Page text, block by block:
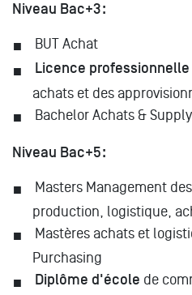
Niveau Bac+3 :
BUT Achat
Licence professionnelle
achats et des
Bachelor Achats &
Niveau Bac+5 :
Masters Management
production, logistique,
Mastères achats et
Purchasing
Diplôme d'école de